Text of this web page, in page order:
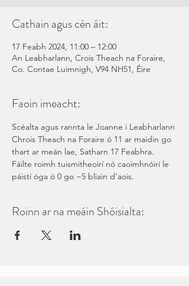
Cathain agus cén áit:
17 Feabh 2024, 11:00 – 12:00
An Leabharlann, Crois Theach na Foraire,
Co. Contae Luimnigh, V94 NH51, Éire
Faoin imeacht:
Scéalta agus rannta le Joanne i Leabharlann
Chrois Theach na Foraire ó 11 ar maidin go
thart ar meán lae, Satharn 17 Feabhra.
Fáilte roimh tuismitheoirí nó caoimhnóirí le
páistí óga ó 0 go ~5 bliain d'aois.
Roinn ar na meáin Shóisialta: